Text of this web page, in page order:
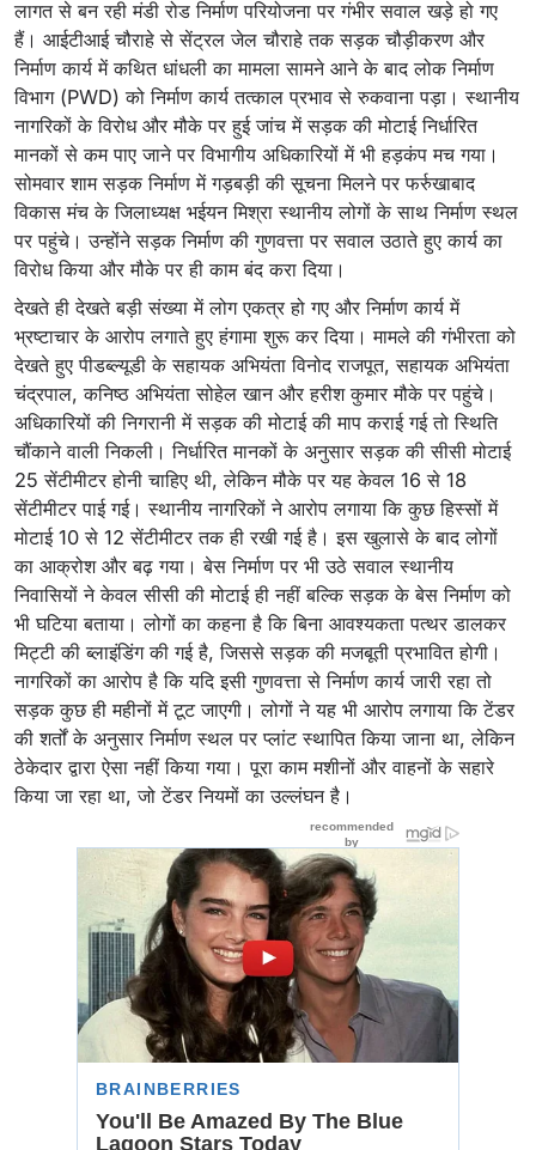
लागत से बन रही मंडी रोड निर्माण परियोजना पर गंभीर सवाल खड़े हो गए
हैं। आईटीआई चौराहे से सेंट्रल जेल चौराहे तक सड़क चौड़ीकरण और
निर्माण कार्य में कथित धांधली का मामला सामने आने के बाद लोक निर्माण
विभाग (PWD) को निर्माण कार्य तत्काल प्रभाव से रुकवाना पड़ा। स्थानीय
नागरिकों के विरोध और मौके पर हुई जांच में सड़क की मोटाई निर्धारित
मानकों से कम पाए जाने पर विभागीय अधिकारियों में भी हड़कंप मच गया।
सोमवार शाम सड़क निर्माण में गड़बड़ी की सूचना मिलने पर फर्रुखाबाद
विकास मंच के जिलाध्यक्ष भईयन मिश्रा स्थानीय लोगों के साथ निर्माण स्थल
पर पहुंचे। उन्होंने सड़क निर्माण की गुणवत्ता पर सवाल उठाते हुए कार्य का
विरोध किया और मौके पर ही काम बंद करा दिया।
देखते ही देखते बड़ी संख्या में लोग एकत्र हो गए और निर्माण कार्य में
भ्रष्टाचार के आरोप लगाते हुए हंगामा शुरू कर दिया। मामले की गंभीरता को
देखते हुए पीडब्ल्यूडी के सहायक अभियंता विनोद राजपूत, सहायक अभियंता
चंद्रपाल, कनिष्ठ अभियंता सोहेल खान और हरीश कुमार मौके पर पहुंचे।
अधिकारियों की निगरानी में सड़क की मोटाई की माप कराई गई तो स्थिति
चौंकाने वाली निकली। निर्धारित मानकों के अनुसार सड़क की सीसी मोटाई
25 सेंटीमीटर होनी चाहिए थी, लेकिन मौके पर यह केवल 16 से 18
सेंटीमीटर पाई गई। स्थानीय नागरिकों ने आरोप लगाया कि कुछ हिस्सों में
मोटाई 10 से 12 सेंटीमीटर तक ही रखी गई है। इस खुलासे के बाद लोगों
का आक्रोश और बढ़ गया। बेस निर्माण पर भी उठे सवाल स्थानीय
निवासियों ने केवल सीसी की मोटाई ही नहीं बल्कि सड़क के बेस निर्माण को
भी घटिया बताया। लोगों का कहना है कि बिना आवश्यकता पत्थर डालकर
मिट्टी की ब्लाइंडिंग की गई है, जिससे सड़क की मजबूती प्रभावित होगी।
नागरिकों का आरोप है कि यदि इसी गुणवत्ता से निर्माण कार्य जारी रहा तो
सड़क कुछ ही महीनों में टूट जाएगी। लोगों ने यह भी आरोप लगाया कि टेंडर
की शर्तों के अनुसार निर्माण स्थल पर प्लांट स्थापित किया जाना था, लेकिन
ठेकेदार द्वारा ऐसा नहीं किया गया। पूरा काम मशीनों और वाहनों के सहारे
किया जा रहा था, जो टेंडर नियमों का उल्लंघन है।